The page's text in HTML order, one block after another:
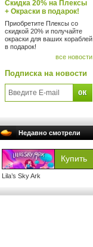
Скидка 20% на Плексы
+ Окраски в подарок!
Приобретите Плексы со
скидкой 20% и получайте
окраски для ваших кораблей
в подарок!
все новости
Подписка на новости
Недавно смотрели
Lila’s Sky Ark